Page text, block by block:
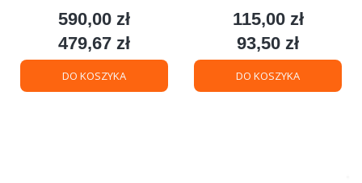
Cena
590,00 zł
Cena
479,67 zł
DO KOSZYKA
Cena
115,00 zł
Cena
93,50 zł
DO KOSZYKA